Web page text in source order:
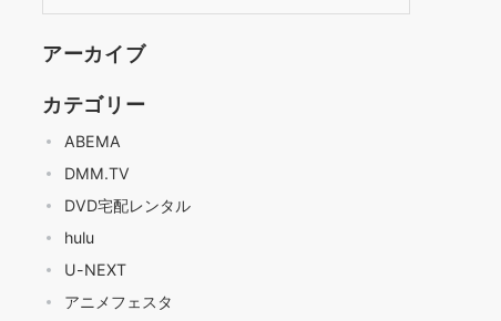
アーカイブ
カテゴリー
ABEMA
DMM.TV
DVD宅配レンタル
hulu
U-NEXT
アニメフェスタ